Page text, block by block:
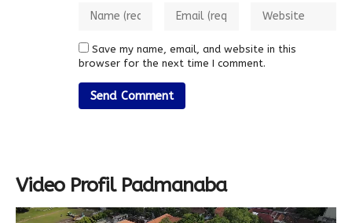
Save my name, email, and website in this
browser for the next time I comment.
Video Profil Padmanaba
Video